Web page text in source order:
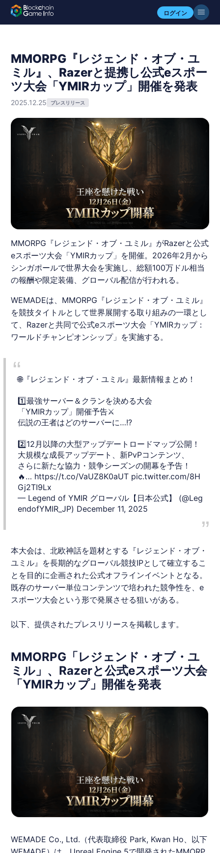
ログイン
MMORPG『レジェンド・オブ・ユ
ミル』、Razerと提携し公式eスポー
ツ大会「YMIRカップ」開催を発表
2025.12.25 プレスリリース
MMORPG『レジェンド・オブ・ユミル』がRazerと公式
eスポーツ大会「YMIRカップ」を開催。2026年2月から
シンガポールで世界大会を実施し、総額100万ドル相当
の報酬や限定装備、グローバル配信が行われる。
WEMADEは、MMORPG『レジェンド・オブ・ユミル 』
を競技タイトルとして世界展開する取り組みの一環とし
て、Razerと共同で公式eスポーツ大会「YMIRカップ：
ワールドチャンピオンシップ」を実施する。
🌐『レジェンド・オブ・ユミル』最新情報まとめ！
1️⃣最強サーバー＆クランを決める大会
「YMIRカップ」開催予告⚔️
伝説の王者はどのサーバーに…!?
2️⃣12月以降の大型アップデートロードマップ公開！
大規模な成長アップデート、新PvPコンテンツ、
さらに新たな協力・競争シーズンの開幕を予告！
🔥… https://t.co/VaUZ8K0aUT pic.twitter.com/8H
Gj2TI9Lx
— Legend of YMIR グローバル【日本公式】 (@Leg
endofYMIR_JP) December 11, 2025
本大会は、北欧神話を題材とする『レジェンド・オブ・
ユミル 』を長期的なグローバル競技IPとして確立するこ
とを目的に企画された公式オフラインイベントとなる。
既存のサーバー単位コンテンツで培われた競争性を、e
スポーツ大会という形で発展させる狙いがある。
以下、提供されたプレスリリースを掲載します。
MMORPG「レジェンド・オブ・ユ
ミル」、Razerと公式eスポーツ大会
「YMIRカップ」開催を発表
WEMADE Co., Ltd.（代表取締役 Park, Kwan Ho、以下